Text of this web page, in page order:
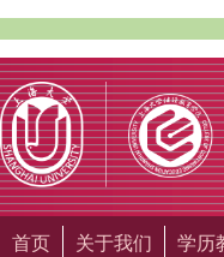
首页 关于我们 学历